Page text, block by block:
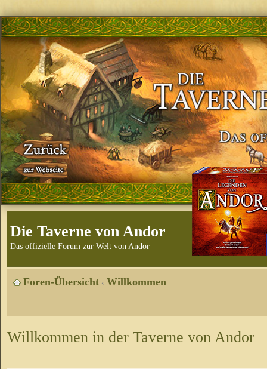
Die Taverne von Andor
Das offizielle Forum zur Welt von Andor
Foren-Übersicht ‹ Willkommen
Willkommen in der Taverne von Andor